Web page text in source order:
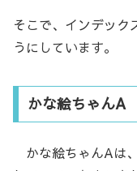
そこで、インデック
うにしています。
かな絵ちゃんA
かな絵ちゃんAは、